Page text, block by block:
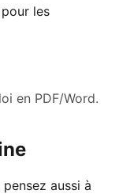
les
en PDF/Word.
aussi à